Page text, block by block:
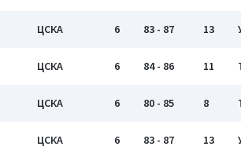
ЦСКА 6 83 - 87 13
ЦСКА 6 84 - 86 11
ЦСКА 6 80 - 85 8
ЦСКА 6 83 - 87 13